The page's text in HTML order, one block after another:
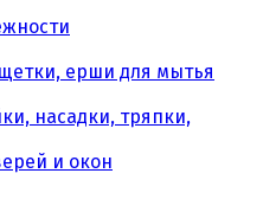
ерши для мытья
насадки, тряпки,
и окон